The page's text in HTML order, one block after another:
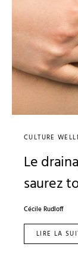
CULTURE
Le
saurez
Cécile Rudloff
LIRE LA